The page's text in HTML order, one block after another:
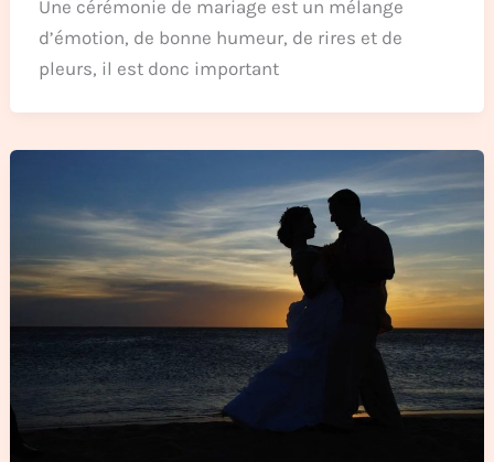
Une cérémonie de mariage est un mélange
d’émotion, de bonne humeur, de rires et de
pleurs, il est donc important